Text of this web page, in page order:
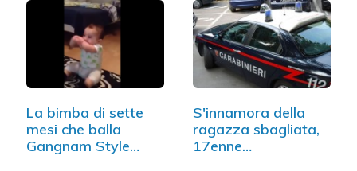
La bimba di sette
mesi che balla
Gangnam Style
S'innamora della
ragazza sbagliata,
17enne…